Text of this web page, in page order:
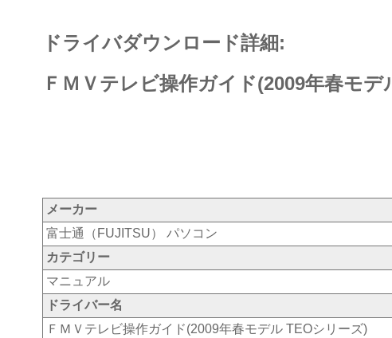
ドライバダウンロード詳細:
ＦＭＶテレビ操作ガイド(2009年春モ
メーカー
富士通（FUJITSU） パソコン
カテゴリー
マニュアル
ドライバー名
ＦＭＶテレビ操作ガイド(2009年春モデル TEOシリーズ)